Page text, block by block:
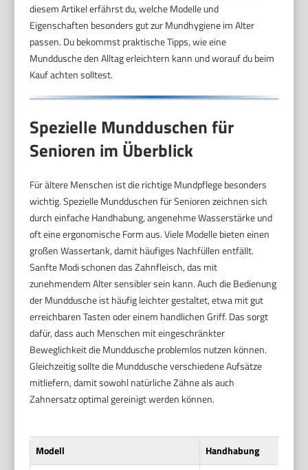
diesem Artikel erfährst du, welche Modelle und
Eigenschaften besonders gut zur Mundhygiene im Alter
passen. Du bekommst praktische Tipps, wie eine
Munddusche den Alltag erleichtern kann und worauf du beim
Kauf achten solltest.
Spezielle Mundduschen für
Senioren im Überblick
Für ältere Menschen ist die richtige Mundpflege besonders
wichtig. Spezielle Mundduschen für Senioren zeichnen sich
durch einfache Handhabung, angenehme Wasserstärke und
oft eine ergonomische Form aus. Viele Modelle bieten einen
großen Wassertank, damit häufiges Nachfüllen entfällt.
Sanfte Modi schonen das Zahnfleisch, das mit
zunehmendem Alter sensibler sein kann. Auch die Bedienung
der Munddusche ist häufig leichter gestaltet, etwa mit gut
erreichbaren Tasten oder einem handlichen Griff. Das sorgt
dafür, dass auch Menschen mit eingeschränkter
Beweglichkeit die Munddusche problemlos nutzen können.
Gleichzeitig sollte die Munddusche verschiedene Aufsätze
mitliefern, damit sowohl natürliche Zähne als auch
Zahnersatz optimal gereinigt werden können.
Modell
Handhabung